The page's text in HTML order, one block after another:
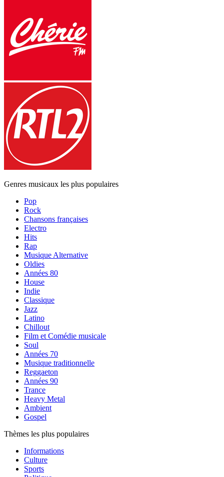
Genres musicaux les plus populaires
Pop
Rock
Chansons françaises
Electro
Hits
Rap
Musique Alternative
Oldies
Années 80
House
Indie
Classique
Jazz
Latino
Chillout
Film et Comédie musicale
Soul
Années 70
Musique traditionnelle
Reggaeton
Années 90
Trance
Heavy Metal
Ambient
Gospel
Thèmes les plus populaires
Informations
Culture
Sports